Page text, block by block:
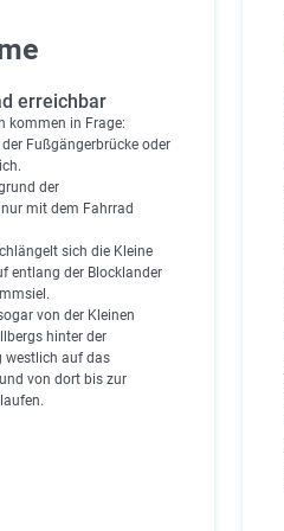
erreichbar
kommen in Frage:
Fußgängerbrücke oder
der
mit dem Fahrrad
sich die Kleine
entlang der Blocklander
von der Kleinen
hinter der
westlich auf das
von dort bis zur